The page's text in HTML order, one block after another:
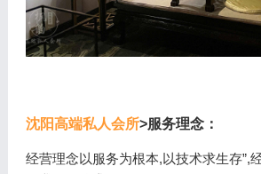
沈阳高端私人会所>服务理念：
经营理念以服务为根本,以技术求生存”,